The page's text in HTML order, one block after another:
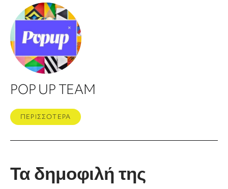
POP UP TEAM
ΠΕΡΙΣΣΟΤΕΡΑ
Τα δημοφιλή της